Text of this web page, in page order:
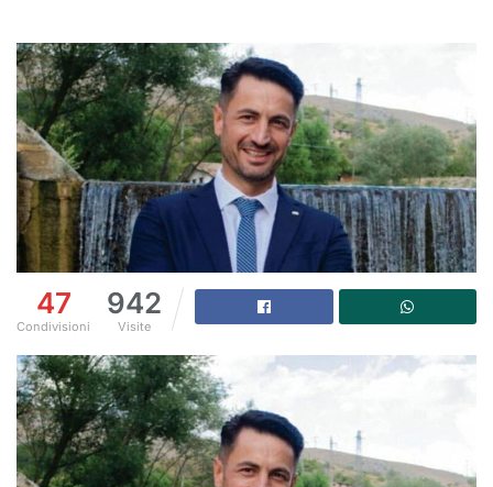
47
Condivisioni
942
Visite